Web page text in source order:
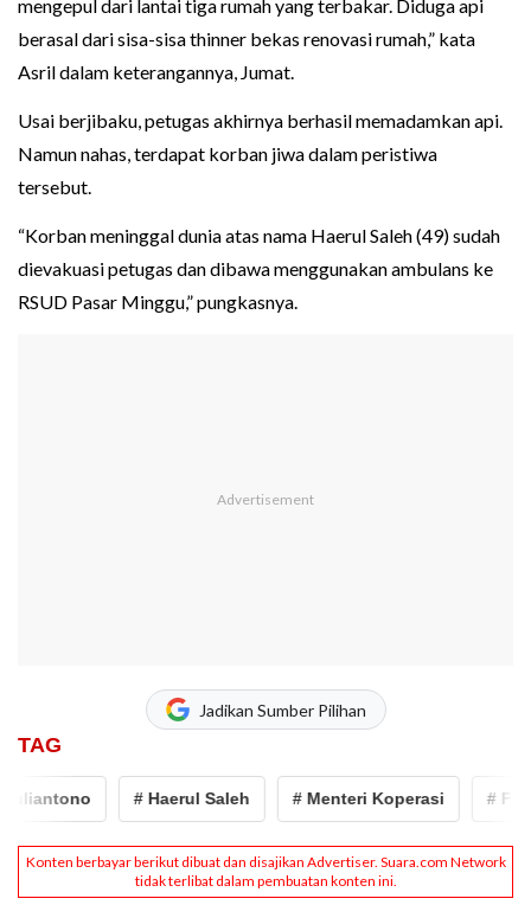
mengepul dari lantai tiga rumah yang terbakar. Diduga api
berasal dari sisa-sisa thinner bekas renovasi rumah,” kata
Asril dalam keterangannya, Jumat.
Usai berjibaku, petugas akhirnya berhasil memadamkan api.
Namun nahas, terdapat korban jiwa dalam peristiwa
tersebut.
“Korban meninggal dunia atas nama Haerul Saleh (49) sudah
dievakuasi petugas dan dibawa menggunakan ambulans ke
RSUD Pasar Minggu,” pungkasnya.
Jadikan Sumber Pilihan
TAG
# Haerul Saleh # Menteri Koperasi #